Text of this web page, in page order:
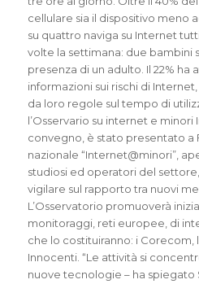
cellulare sia il dispositivo meno
su quattro naviga su Internet
volte la settimana: due bambini
presenza di un adulto. Il 22% ha
informazioni sui rischi di
da loro regole sul tempo di
l’Osservario su internet e minori
convegno, è stato presentato a
nazionale “Internet@minori”,
studiosi ed operatori del
vigilare sul rapporto tra nuovi
L’Osservatorio promuoverà
monitoraggi, reti europee, di
che lo costituiranno: i Corecom,
Innocenti. “Le attività si
nuove tecnologie – ha spiegato